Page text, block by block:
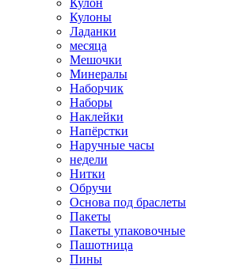
Кулон
Кулоны
Ладанки
месяца
Мешочки
Минералы
Наборчик
Наборы
Наклейки
Напёрстки
Наручные часы
недели
Нитки
Обручи
Основа под браслеты
Пакеты
Пакеты упаковочные
Пашотница
Пины